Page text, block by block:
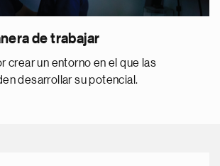
de trabajar
crear un entorno en el que las
desarrollar su potencial.